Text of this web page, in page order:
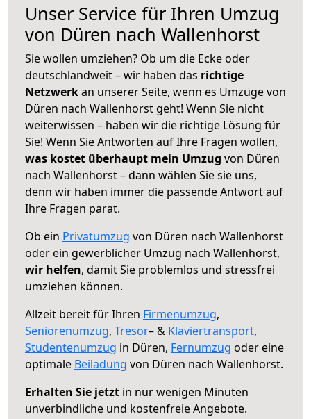
Unser Service für Ihren Umzug
von Düren nach Wallenhorst
Sie wollen umziehen? Ob um die Ecke oder
deutschlandweit – wir haben das richtige
Netzwerkan unserer Seite, wenn es Umzüge von
Düren nach Wallenhorst geht! Wenn Sie nicht
weiterwissen – haben wir die richtige Lösung für
Sie! Wenn Sie Antworten auf Ihre Fragen wollen,
was kostet überhaupt mein Umzug von Düren
nach Wallenhorst – dann wählen Sie sie uns,
denn wir haben immer die passende Antwort auf
Ihre Fragen parat.
Ob ein Privatumzug von Düren nach Wallenhorst
oder ein gewerblicher Umzug nach Wallenhorst,
wir helfen, damit Sie problemlos und stressfrei
umziehen können.
Allzeit bereit für Ihren Firmenumzug,
Seniorenumzug, Tresor– & Klaviertransport,
Studentenumzug in Düren, Fernumzug oder eine
optimale Beiladung von Düren nach Wallenhorst.
Erhalten Sie jetzt in nur wenigen Minuten
unverbindliche und kostenfreie Angebote.